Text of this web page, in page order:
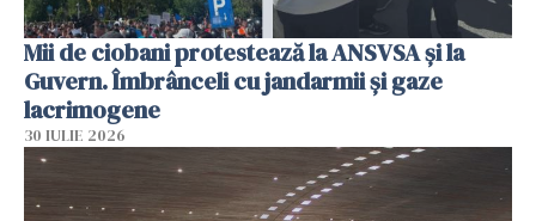
Mii de ciobani protestează la ANSVSA și la
Guvern. Îmbrânceli cu jandarmii și gaze
lacrimogene
30 IULIE 2026